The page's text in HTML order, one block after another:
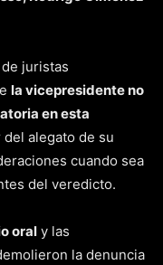
juristas
la vicepresidente no
en esta
alegato de su
cuando sea
del veredicto.
oral y las
la denuncia